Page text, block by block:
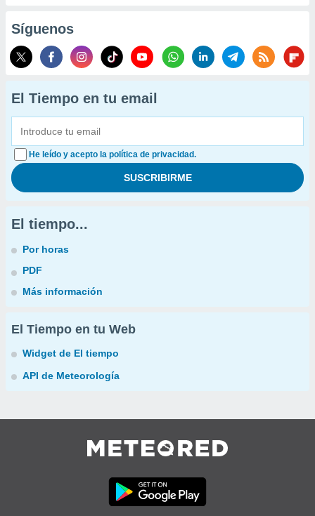
Síguenos
El Tiempo en tu email
He leído y acepto la política de privacidad.
El tiempo...
Por horas
PDF
Más información
El Tiempo en tu Web
Widget de El tiempo
API de Meteorología